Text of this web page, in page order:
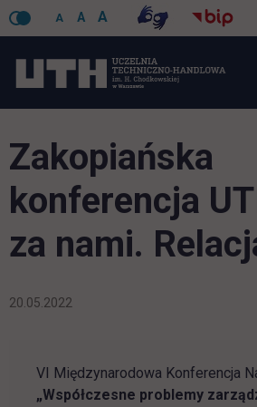
A A A
Zakopiańska
konferencja
za nami.
20.05.2022
VI Międzynarodowa Konferencja
„Współczesne problemy